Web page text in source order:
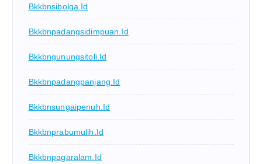
Bkkbnsibolga.id
Bkkbnpadangsidimpuan.id
Bkkbngunungsitoli.id
Bkkbnpadangpanjang.id
Bkkbnsungaipenuh.id
Bkkbnprabumulih.id
Bkkbnpagaralam.id